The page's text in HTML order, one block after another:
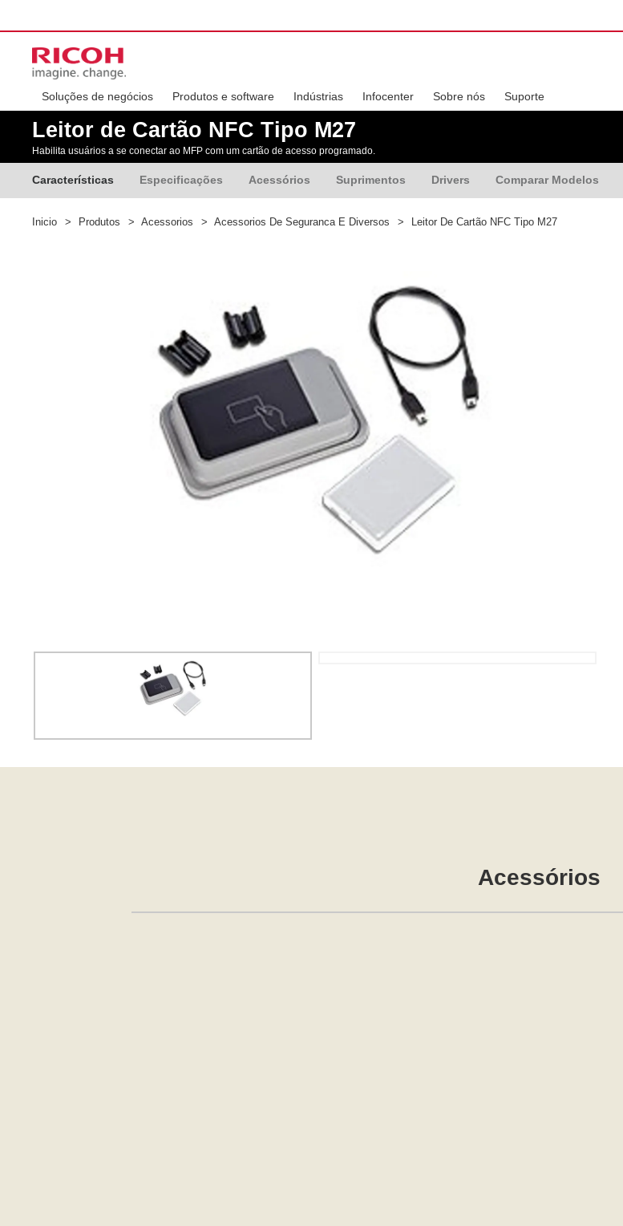
Soluções de negócios Produtos e software Indústrias Infocenter Sobre nós Suporte
Leitor de Cartão NFC Tipo M27
Habilita usuários a se conectar ao MFP com um cartão de acesso programado.
Características Especificações Acessórios Suprimentos Drivers Comparar Modelos
Inicio > Produtos > Acessorios > Acessorios De Seguranca E Diversos > Leitor De Cartão NFC Tipo M27
Acessórios